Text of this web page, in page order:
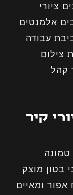
ציורי
אלמנטים
עבודה
צילום
קהל
קיר
טמונה
בטון מוצק
אפור ומאיים